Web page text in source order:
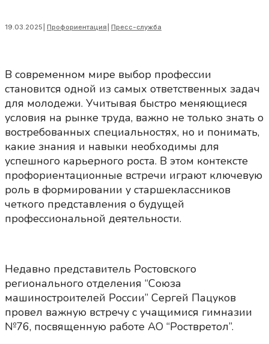
19.03.2025 Профориентация Пресс-служба
В современном мире выбор профессии
становится одной из самых ответственных задач
для молодежи. Учитывая быстро меняющиеся
условия на рынке труда, важно не только знать о
востребованных специальностях, но и понимать,
какие знания и навыки необходимы для
успешного карьерного роста. В этом контексте
профориентационные встречи играют ключевую
роль в формировании у старшеклассников
четкого представления о будущей
профессиональной деятельности.
Недавно представитель Ростовского
регионального отделения “Союза
машиностроителей России” Сергей Пацуков
провел важную встречу с учащимися гимназии
№76, посвященную работе АО “Роствретол”.